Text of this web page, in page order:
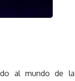
al mundo de la